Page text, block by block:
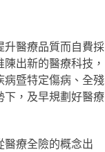
升醫療品質而自費採
出新的醫療科技，
病暨特定傷病、全殘
下，及早規劃好醫療
醫療全險的概念出